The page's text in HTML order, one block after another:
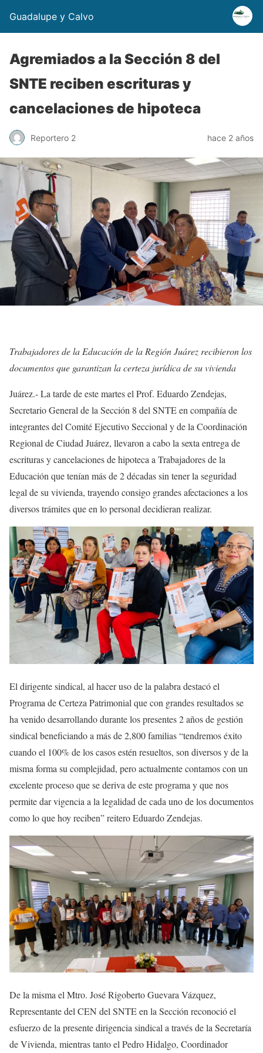
Guadalupe y Calvo
Agremiados a la Sección 8 del
SNTE reciben escrituras y
cancelaciones de hipoteca
Reportero 2 hace 2 años
Trabajadores de la Educación de la Región Juárez recibieron los
documentos que garantizan la certeza jurídica de su vivienda
Juárez.- La tarde de este martes el Prof. Eduardo Zendejas,
Secretario General de la Sección 8 del SNTE en compañía de
integrantes del Comité Ejecutivo Seccional y de la Coordinación
Regional de Ciudad Juárez, llevaron a cabo la sexta entrega de
escrituras y cancelaciones de hipoteca a Trabajadores de la
Educación que tenían más de 2 décadas sin tener la seguridad
legal de su vivienda, trayendo consigo grandes afectaciones a los
diversos trámites que en lo personal decidieran realizar.
El dirigente sindical, al hacer uso de la palabra destacó el
Programa de Certeza Patrimonial que con grandes resultados se
ha venido desarrollando durante los presentes 2 años de gestión
sindical beneficiando a más de 2,800 familias “tendremos éxito
cuando el 100% de los casos estén resueltos, son diversos y de la
misma forma su complejidad, pero actualmente contamos con un
excelente proceso que se deriva de este programa y que nos
permite dar vigencia a la legalidad de cada uno de los documentos
como lo que hoy reciben” reitero Eduardo Zendejas.
De la misma el Mtro. José Rigoberto Guevara Vázquez,
Representante del CEN del SNTE en la Sección reconoció el
esfuerzo de la presente dirigencia sindical a través de la Secretaría
de Vivienda, mientras tanto el Pedro Hidalgo, Coordinador